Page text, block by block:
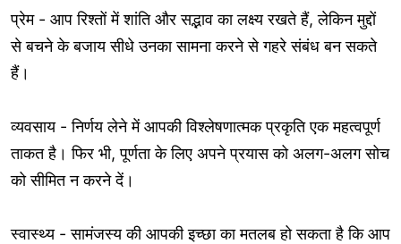
प्रेम - आप रिश्तों में शांति और सद्भाव का लक्ष्य रखते हैं, लेकिन मुद्दों
से बचने के बजाय सीधे उनका सामना करने से गहरे संबंध बन सकते
हैं।
व्यवसाय - निर्णय लेने में आपकी विश्लेषणात्मक प्रकृति एक महत्वपूर्ण
ताकत है। फिर भी, पूर्णता के लिए अपने प्रयास को अलग-अलग सोच
को सीमित न करने दें।
स्वास्थ्य - सामंजस्य की आपकी इच्छा का मतलब हो सकता है कि आप